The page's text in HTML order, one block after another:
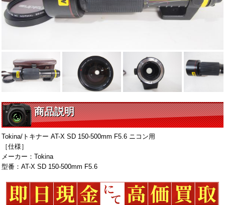
商品説明
Tokina/トキナー AT-X SD 150-500mm F5.6 ニコン用
［仕様］
メーカー：Tokina
型番：AT-X SD 150-500mm F5.6